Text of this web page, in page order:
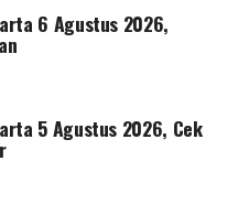
6 Agustus 2026,
5 Agustus 2026, Cek